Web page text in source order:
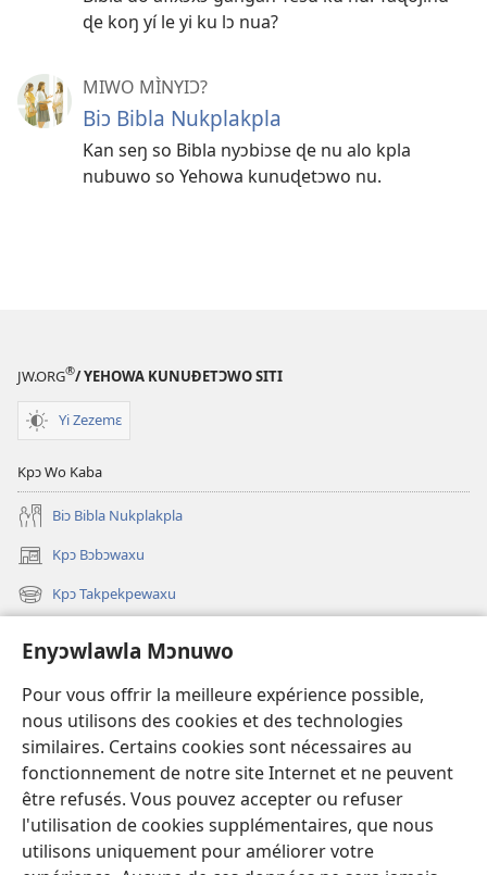
Enyɔwlawla Mɔnuwo
Pour vous offrir la meilleure expérience possible,
nous utilisons des cookies et des technologies
similaires. Certains cookies sont nécessaires au
fonctionnement de notre site Internet et ne peuvent
être refusés. Vous pouvez accepter ou refuser
l'utilisation de cookies supplémentaires, que nous
utilisons uniquement pour améliorer votre
ɖe koŋ yí le yi ku lɔ nua?
MIWO MÌNYIƆ?
Biɔ Bibla Nukplakpla
Kan seŋ so Bibla nyɔbiɔse ɖe nu alo kpla
nubuwo so Yehowa kunuɖetɔwo nu.
JW.ORG®/ YEHOWA KUNUƉETƆWO SITI
Yi Zezemɛ
Kpɔ Wo Kaba
Biɔ Bibla Nukplakpla
Kpɔ Bɔbɔwaxu
(hwin
do
fibu)
Kpɔ Takpekpewaxu
(hwin
fibu)
Jijikpɔ
Alɔdu
Nunanawo
(hwin
do
fibu)
Jutakpɔxɔ WEMADADOXU LE KA JI™